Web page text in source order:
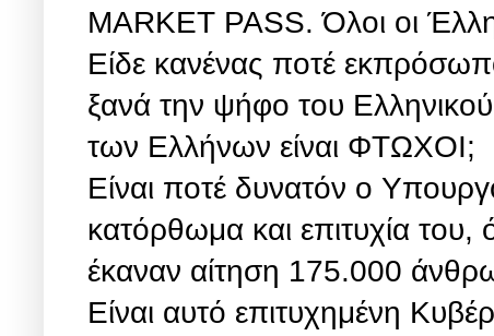
MARKET PASS. Όλοι οι
Είδε κανένας ποτέ
ξανά την ψήφο του
των Ελλήνων είναι ΦΤΩΧΟΙ;
Είναι ποτέ δυνατόν ο
κατόρθωμα και επιτυχία του,
έκαναν αίτηση 175.000
Είναι αυτό επιτυχημένη